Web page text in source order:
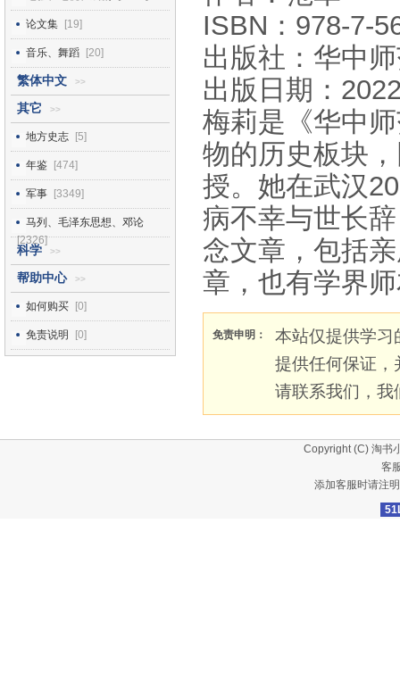
论文集 [19]
音乐、舞蹈 [20]
繁体中文 >>
其它 >>
地方史志 [5]
年鉴 [474]
军事 [3349]
马列、毛泽东思想、邓论
[2326]
科学 >>
帮助中心 >>
如何购买 [0]
免责说明 [0]
ISBN：978-7-
出版社：华中
出版日期：
梅莉是《华中
物的历史板块
授。她在武汉
病不幸与世长
念文章，包括
章，也有学界
免责申明：
本站仅提供学习
提供任何保证，
请联系我们，我
Copyright (C) 淘书
客
添加客服时请注